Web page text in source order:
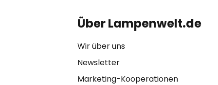
Über Lampenwelt.de
Wir über uns
Newsletter
Marketing-Kooperationen